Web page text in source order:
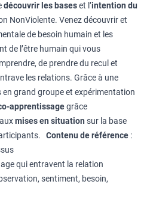
découvrir les baseset l’intention du
NonViolente. Venez découvrir et
de besoin humain et les
de l’être humain qui vous
de prendre du recul et
les relations. Grâce à une
grand groupe et expérimentation
apprentissagegrâce
mises en situation sur la base
Contenu de référence :
qui entravent la relation
sentiment, besoin,